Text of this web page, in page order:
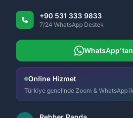
+90 531 333 9833
7/24 WhatsApp Destek
Online Hizmet
Türkiye genelinde Zoom & WhatsApp